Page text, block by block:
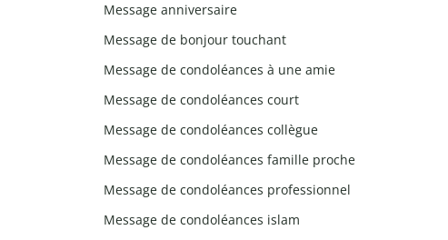
Message anniversaire
Message de bonjour touchant
Message de condoléances à une amie
Message de condoléances court
Message de condoléances collègue
Message de condoléances famille proche
Message de condoléances professionnel
Message de condoléances islam